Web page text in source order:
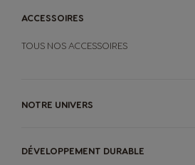
ACCESSOIRES
TOUS NOS ACCESSOIRES
NOTRE UNIVERS
DÉVELOPPEMENT DURABLE